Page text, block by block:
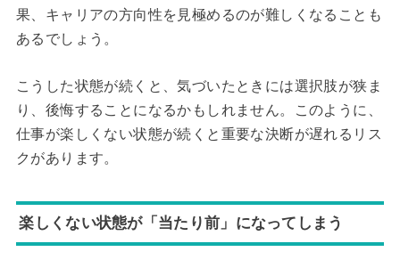
果、キャリアの方向性を見極めるのが難しくなることも
あるでしょう。
こうした状態が続くと、気づいたときには選択肢が狭ま
り、後悔することになるかもしれません。このように、
仕事が楽しくない状態が続くと重要な決断が遅れるリス
クがあります。
楽しくない状態が「当たり前」になってしまう